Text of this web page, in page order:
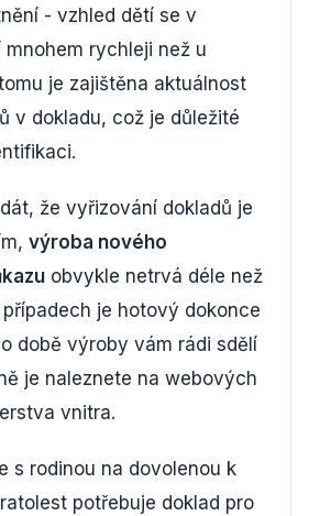
- vzhled dětí se v
rychleji než u
je zajištěna aktuálnost
v dokladu, což je důležité
že vyřizování dokladů je
výroba nového
obvykle netrvá déle než
je hotový dokonce
době výroby vám rádi sdělí
je naleznete na webových
vnitra.
s rodinou na dovolenou k
potřebuje doklad pro